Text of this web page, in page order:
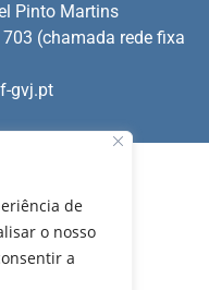
de
o nosso
a
Pinto Martins
(chamada rede fixa
gvj.pt